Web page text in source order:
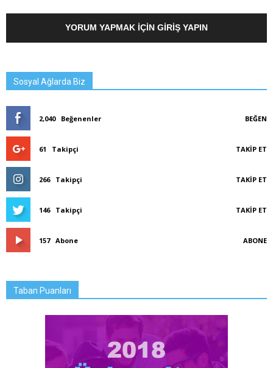
YORUM YAPMAK İÇIN GIRIŞ YAPIN
Sosyal Ağlarda Biz
2,040 Beğenenler BEĞEN
61 Takipçi TAKIP ET
266 Takipçi TAKIP ET
146 Takipçi TAKIP ET
157 Abone ABONE
Taban Puanları